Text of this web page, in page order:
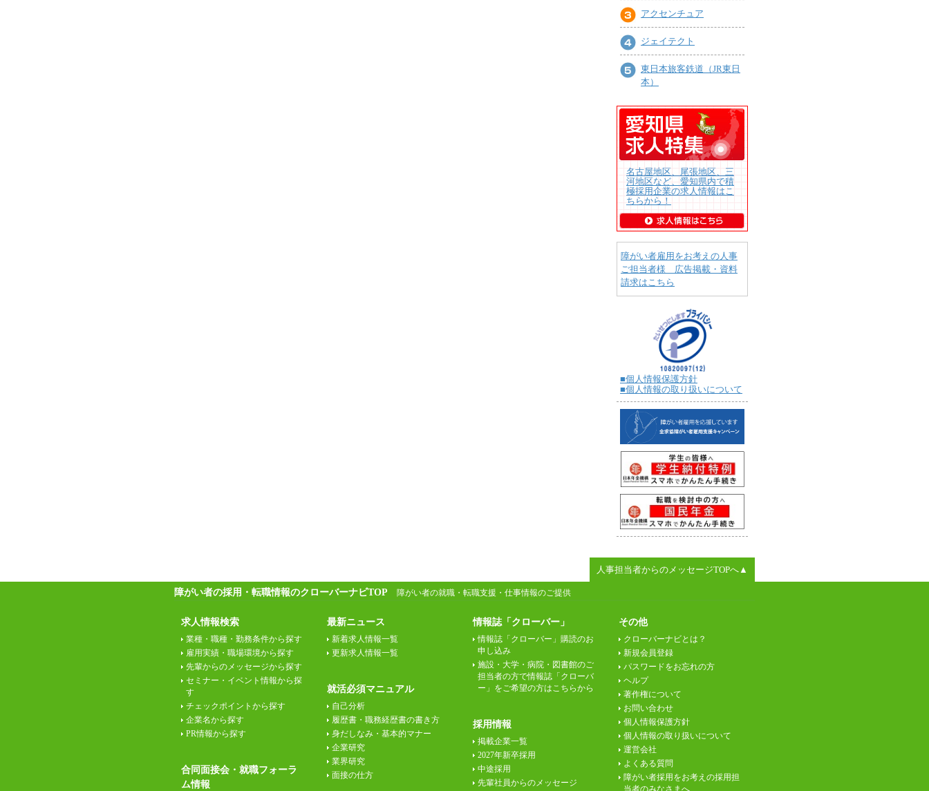
アクセンチュア
ジェイテクト
東日本旅客鉄道（JR東日
本）
名古屋地区、尾張地区、三
河地区など、愛知県内で積
極採用企業の求人情報はこ
ちらから！
障がい者雇用をお考えの人事
ご担当者様 広告掲載・資料
請求はこちら
■個人情報保護方針
■個人情報の取り扱いについて
人事担当者からのメッセージTOPへ▲
障がい者の採用・転職情報のクローバーナビTOP 障がい者の就職・転職支援・仕事情報のご提供
求人情報検索
業種・職種・勤務条件から探す
雇用実績・職場環境から探す
先輩からのメッセージから探す
セミナー・イベント情報から探
す
チェックポイントから探す
企業名から探す
PR情報から探す
合同面接会・就職フォーラ
ム情報
最新ニュース
新着求人情報一覧
更新求人情報一覧
就活必須マニュアル
自己分析
履歴書・職務経歴書の書き方
身だしなみ・基本的マナー
企業研究
業界研究
面接の仕方
情報誌「クローバー」
情報誌「クローバー」購読のお
申し込み
施設・大学・病院・図書館のご
担当者の方で情報誌「クローバ
ー」をご希望の方はこちらから
採用情報
掲載企業一覧
2027年新卒採用
中途採用
先輩社員からのメッセージ
その他
クローバーナビとは？
新規会員登録
パスワードをお忘れの方
ヘルプ
著作権について
お問い合わせ
個人情報保護方針
個人情報の取り扱いについて
運営会社
よくある質問
障がい者採用をお考えの採用担
当者のみなさまへ